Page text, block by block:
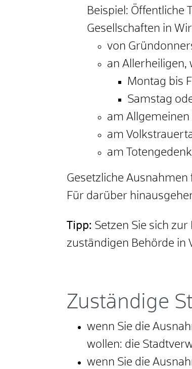
Beispiel: Öffentliche
Gesellschaften in
von
an Allerheiligen,
Montag bis
Samstag
am
am
am
Gesetzliche
Für darüber
Tipp: Setzen Sie sich
zuständigen Behörde in
Zuständige
wenn Sie die
wollen: die
wenn Sie die